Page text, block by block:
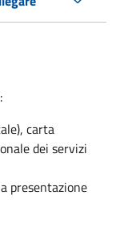
carta
dei servizi
presentazione